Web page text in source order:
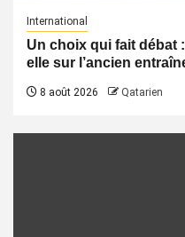
International
Un choix qui fait débat
elle sur l’ancien
8 août 2026 Qatarien